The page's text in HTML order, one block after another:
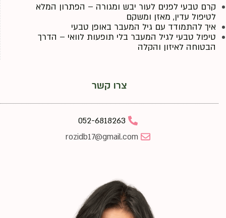
קרם טבעי לפנים לעור יבש ומגורה – הפתרון המלא
לטיפול עדין, מאזן ומשקם
איך להתמודד עם גיל המעבר באופן טבעי
טיפול טבעי לגיל המעבר בלי תופעות לוואי – הדרך
הבטוחה לאיזון והקלה
צרו קשר
052-6818263
rozidb17@gmail.com